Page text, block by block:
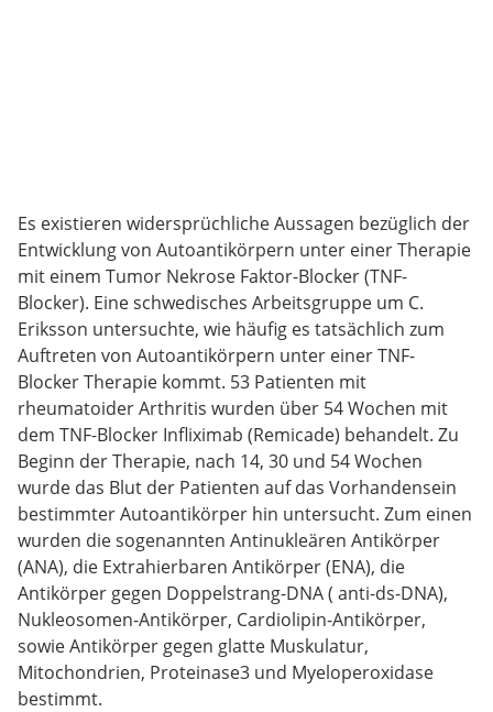
Es existieren widersprüchliche Aussagen bezüglich der
Entwicklung von Autoantikörpern unter einer Therapie
mit einem Tumor Nekrose Faktor-Blocker (TNF-
Blocker). Eine schwedisches Arbeitsgruppe um C.
Eriksson untersuchte, wie häufig es tatsächlich zum
Auftreten von Autoantikörpern unter einer TNF-
Blocker Therapie kommt. 53 Patienten mit
rheumatoider Arthritis wurden über 54 Wochen mit
dem TNF-Blocker Infliximab (Remicade) behandelt. Zu
Beginn der Therapie, nach 14, 30 und 54 Wochen
wurde das Blut der Patienten auf das Vorhandensein
bestimmter Autoantikörper hin untersucht. Zum einen
wurden die sogenannten Antinukleären Antikörper
(ANA), die Extrahierbaren Antikörper (ENA), die
Antikörper gegen Doppelstrang-DNA ( anti-ds-DNA),
Nukleosomen-Antikörper, Cardiolipin-Antikörper,
sowie Antikörper gegen glatte Muskulatur,
Mitochondrien, Proteinase3 und Myeloperoxidase
bestimmt.